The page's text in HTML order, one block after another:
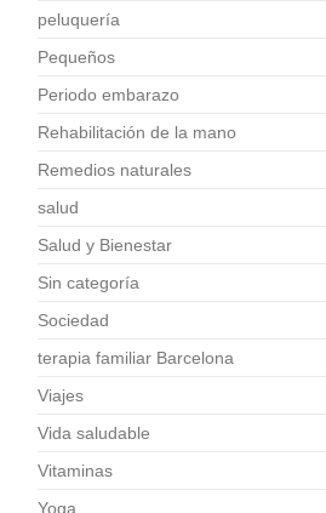
peluquería
Pequeños
Periodo embarazo
Rehabilitación de la mano
Remedios naturales
salud
Salud y Bienestar
Sin categoría
Sociedad
terapia familiar Barcelona
Viajes
Vida saludable
Vitaminas
Yoga